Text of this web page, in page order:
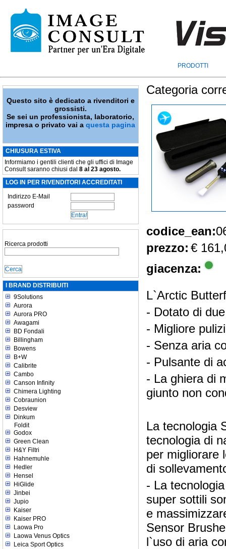
PRODOTTI
Questo sito è dedicato a rivenditori e
grossisti.
Se sei un professionista, laboratorio,
impresa o privato vai aquesta pagina
CHIUSURA ESTIVA
Informiamo i gentili clienti che gli uffici di Image
Consult saranno chiusi dal 8 al 23 agosto.
LOG IN PER RIVENDITORI ACCREDITATI
Indirizzo E-Mail
password
Ricerca prodotti
I BRAND DISTRIBUITI
9Solutions
Aurora
Aurora PRO
Awagami
BD Fondali
Billingham
Bowens
B+W
Calibrite
Cambo
Canson Infinity
Chimera Lighting
Cobraunion
Desview
Dinkum
Foldit
Godox
Green Clean
H&Y Filtri
Hahnemuhle
Hedler
Hensel
HiGlide
Jinbei
Jupio
Kaiser
Kaiser PRO
Laowa Pro
Laowa Venus Optics
Leica Sport Optics
Categoria
codice_ean:
prezzo: €
giacenza:
L`Arctic
- Dotato di
- Migliore
- Senza aria
- Pulsante di
- La ghiera di
giunto non
La tecnologia
tecnologia di
per migliorare
di
- La
super sottili
e
Sensor
l`uso di aria